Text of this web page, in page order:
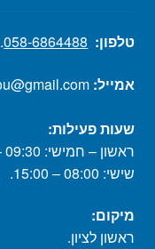
טלפון: 058-6864488
.
אמייל:
שעות פעילות:
ראשון – חמישי: 09:30 – 19:30.
שישי: 08:00 – 15:00.
מיקום:
ראשון לציון.